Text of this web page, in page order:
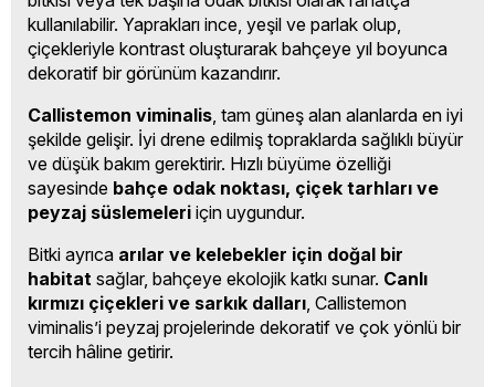
kullanılabilir. Yaprakları ince, yeşil ve parlak olup,
çiçekleriyle kontrast oluşturarak bahçeye yıl boyunca
dekoratif bir görünüm kazandırır.
Callistemon viminalis , tam güneş alan alanlarda en iyi
şekilde gelişir. İyi drene edilmiş topraklarda sağlıklı büyür
ve düşük bakım gerektirir. Hızlı büyüme özelliği
sayesinde bahçe odak noktası, çiçek tarhları ve
peyzaj süslemeleri için uygundur.
Bitki ayrıca arılar ve kelebekler için doğal bir
habitat sağlar, bahçeye ekolojik katkı sunar. Canlı
kırmızı çiçekleri ve sarkık dalları , Callistemon
viminalis’i peyzaj projelerinde dekoratif ve çok yönlü bir
tercih hâline getirir.